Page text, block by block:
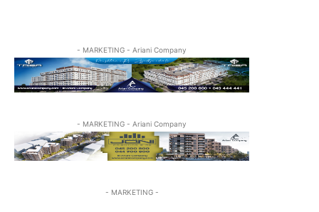
- MARKETING - Ariani Company
- MARKETING - Ariani Company
- MARKETING -